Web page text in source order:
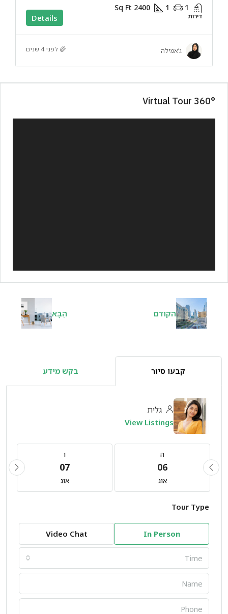
1
1
2400
Sq Ft
דירות Details
ג’אמילה לפני 4 שנים
360° Virtual Tour
הקודם הַבָּא
קבעו סיור בקש מידע
גלית
View Listings
ה
06
אוג
ו
07
אוג
Tour Type
In Person
Video Chat
Time